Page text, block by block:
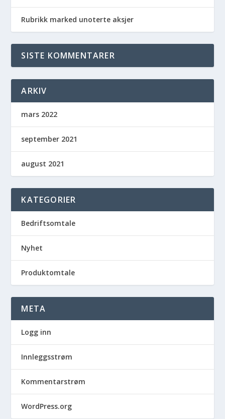
Rubrikk marked unoterte aksjer
SISTE KOMMENTARER
ARKIV
mars 2022
september 2021
august 2021
KATEGORIER
Bedriftsomtale
Nyhet
Produktomtale
META
Logg inn
Innleggsstrøm
Kommentarstrøm
WordPress.org